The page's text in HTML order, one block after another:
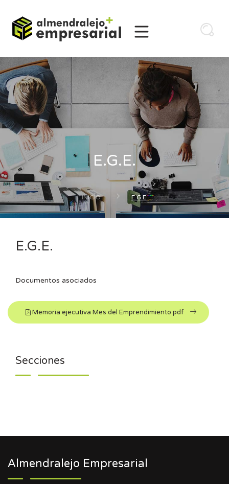
E.G.E.
INICIO E.G.E.
E.G.E.
Documentos asociados
Memoria ejecutiva Mes del Emprendimiento.pdf
Secciones
Almendralejo Empresarial